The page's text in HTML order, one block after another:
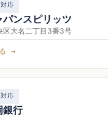
応
ンスピリッツ
区大名二丁目3番3号
→
応
銀行